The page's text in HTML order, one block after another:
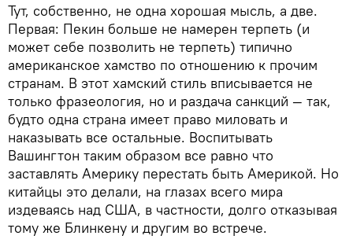
Тут, собственно, не одна хорошая мысль, а две.
Первая: Пекин больше не намерен терпеть (и
может себе позволить не терпеть) типично
американское хамство по отношению к прочим
странам. В этот хамский стиль вписывается не
только фразеология, но и раздача санкций — так,
будто одна страна имеет право миловать и
наказывать все остальные. Воспитывать
Вашингтон таким образом все равно что
заставлять Америку перестать быть Америкой. Но
китайцы это делали, на глазах всего мира
издеваясь над США, в частности, долго отказывая
тому же Блинкену и другим во встрече.